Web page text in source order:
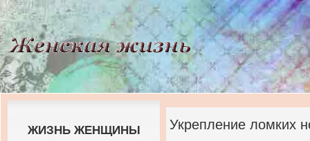
Укрепление ломких
ЖИЗНЬ ЖЕНЩИНЫ